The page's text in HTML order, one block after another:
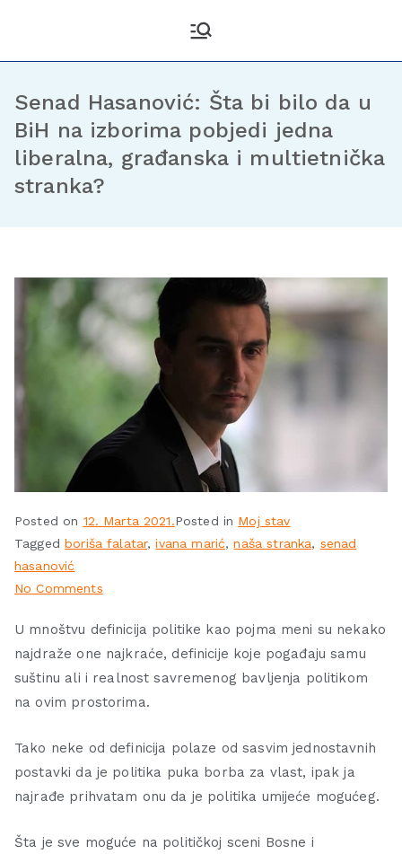
Senad Hasanović: Šta bi bilo da u
BiH na izborima pobjedi jedna
liberalna, građanska i multietnička
stranka?
Posted on 12. Marta 2021.Posted in Moj stav
Taggedboriša falatar,ivana marić,naša stranka, senad
hasanović
No Comments
U mnoštvu definicija politike kao pojma meni su nekako
najdraže one najkraće, definicije koje pogađaju samu
suštinu ali i realnost savremenog bavljenja politikom
na ovim prostorima.
Tako neke od definicija polaze od sasvim jednostavnih
postavki da je politika puka borba za vlast, ipak ja
najrađe prihvatam onu da je politika umijeće mogućeg.
Šta je sve moguće na političkoj sceni Bosne i